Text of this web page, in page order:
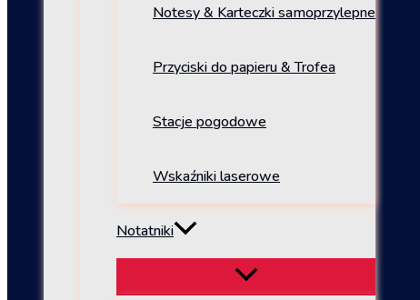
Notesy & Karteczki samoprzylepne
Przyciski do papieru & Trofea
Stacje pogodowe
Wskaźniki laserowe
Notatniki